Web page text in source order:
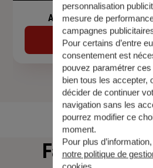
Assurance de prêt
Découvrir
Faitesune
personnalisation
mesure de
campagnes
Pour certains d’entre
consentement est
pouvez paramétrer
bien tous les accepter,
décider de continuer
navigation sans les
pourrez modifier ce
moment.
Pour plus d’information,
notre politique de